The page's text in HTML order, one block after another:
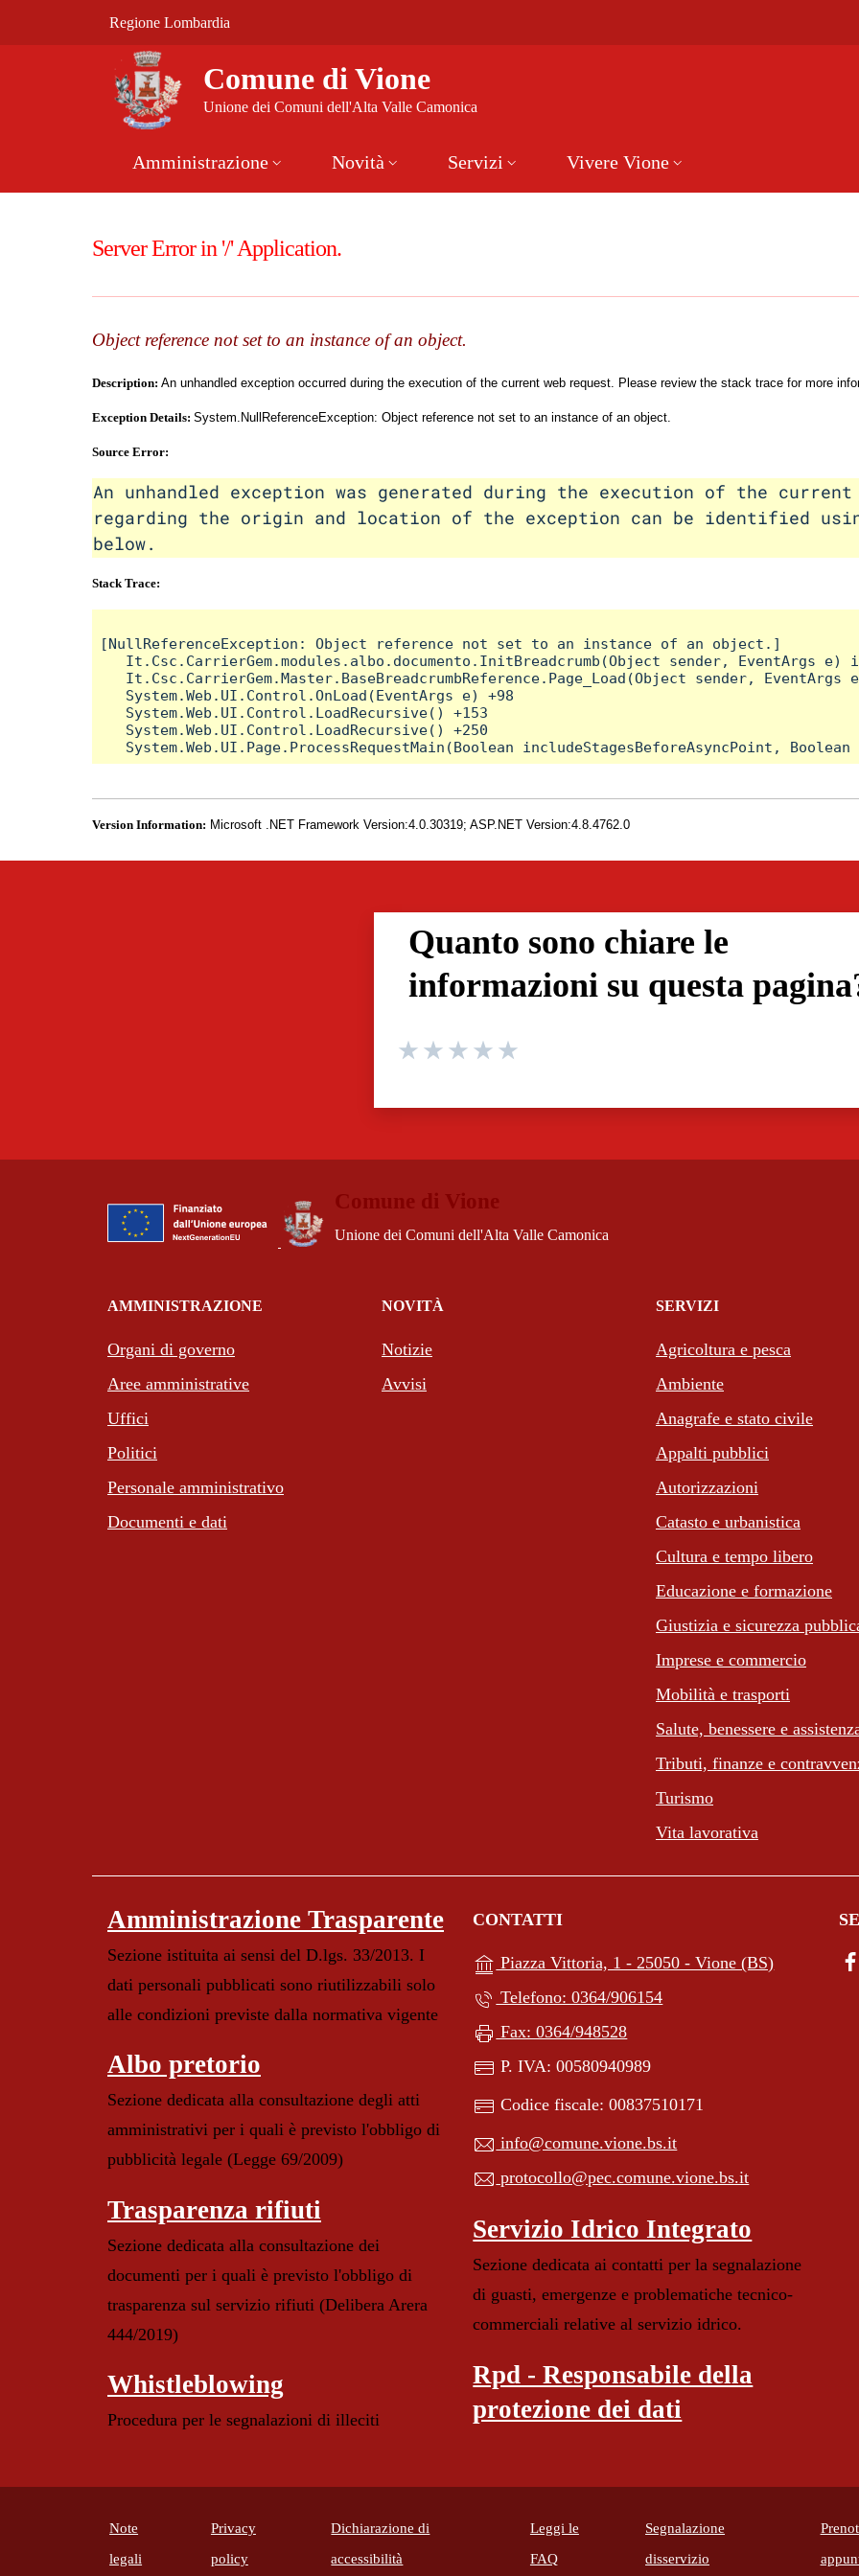
Comune di VioneRegione Lombardia
Comune di Vione
Unione dei Comuni dell'Alta Valle Camonica
Amministrazione Novità Servizi Vivere Vione
Server Error in '/' Application.
Object reference not set to an instance of an object.
Description: An unhandled exception occurred during the execution of the current web request. Please review the stack trace for more
Exception Details: System.NullReferenceException: Object reference not set to an instance of an object.
Source Error:
An unhandled exception was generated during the execution of the
regarding the origin and location of the exception can be identified
below.
Stack Trace:
[NullReferenceException: Object reference not set to an instance of an object.]
It.Csc.CarrierGem.modules.albo.documento.InitBreadcrumb(Object sender, EventArgs
It.Csc.CarrierGem.Master.BaseBreadcrumbReference.Page_Load(Object sender,
   System.Web.UI.Control.OnLoad(EventArgs e) +98
   System.Web.UI.Control.LoadRecursive() +153
   System.Web.UI.Control.LoadRecursive() +250
Version Information: Microsoft .NET Framework Version:4.0.30319; ASP.NET Version:4.8.4762.0
Quanto sono chiare le
informazioni su questa
Valuta da 1 a 5 stelle la pagina
Comune di Vione
Unione dei Comuni dell'Alta Valle Camonica
AMMINISTRAZIONE
Organi di governo
Aree amministrative
Uffici
Politici
Personale amministrativo
Documenti e dati
NOVITÀ
Notizie
Avvisi
SERVIZI
Agricoltura e pesca
Ambiente
Anagrafe e stato civile
Appalti pubblici
Autorizzazioni
Catasto e urbanistica
Cultura e tempo libero
Educazione e formazione
Giustizia e sicurezza
Imprese e commercio
Mobilità e trasporti
Salute, benessere e
Tributi, finanze e
Turismo
Vita lavorativa
Amministrazione Trasparente
Sezione istituita ai sensi del D.lgs. 33/2013. I
dati personali pubblicati sono riutilizzabili solo
alle condizioni previste dalla normativa vigente
Albo pretorio
Sezione dedicata alla consultazione degli atti
amministrativi per i quali è previsto l'obbligo di
pubblicità legale (Legge 69/2009)
Trasparenza rifiuti
Sezione dedicata alla consultazione dei
documenti per i quali è previsto l'obbligo di
trasparenza sul servizio rifiuti (Delibera Arera
444/2019)
Whistleblowing
Procedura per le segnalazioni di illeciti
CONTATTI
Piazza Vittoria, 1 - 25050 - Vione (BS) (apre in
Telefono: 0364/906154
Fax: 0364/948528
P. IVA: 00580940989
Codice fiscale: 00837510171
info@comune.vione.bs.it
protocollo@pec.comune.vione.bs.it
Servizio Idrico Integrato
Sezione dedicata ai contatti per la segnalazione
di guasti, emergenze e problematiche tecnico-
commerciali relative al servizio idrico.
Rpd - Responsabile della
protezione dei dati
Note
legali
Privacy
policy
Dichiarazione di
accessibilità (apre in un'altra scheda).
Leggi le
FAQ
Segnalazione
disservizio